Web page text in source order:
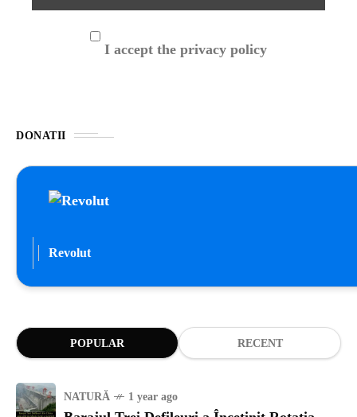
I accept the privacy policy
DONATII
Revolut
POPULAR RECENT
NATURĂ 1 year ago